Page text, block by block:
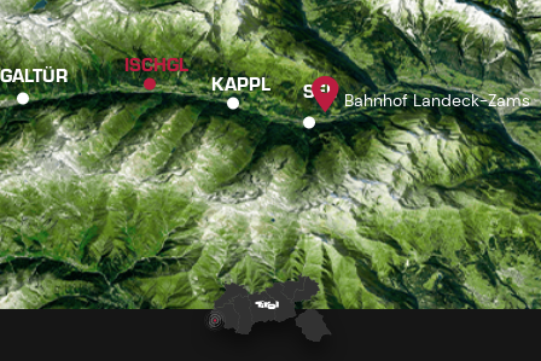
GALTÜR ISCHGL
KAPPL SEE Bahnhof Landeck-Zams